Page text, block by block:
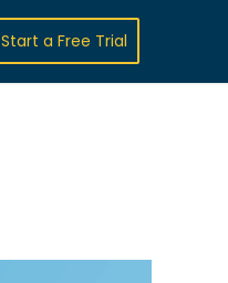
Start a Free Trial